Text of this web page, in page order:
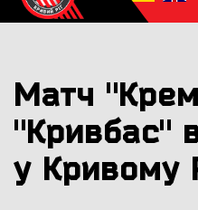
Матч
"Кривбас"
у Кривому